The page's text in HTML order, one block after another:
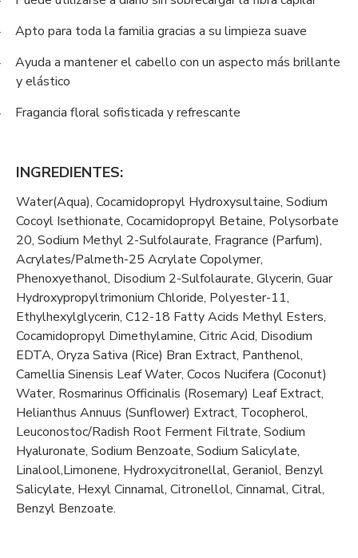
Apto para toda la familia gracias a su limpieza suave
Ayuda a mantener el cabello con un aspecto más brillante
y elástico
Fragancia floral sofisticada y refrescante
INGREDIENTES:
Water(Aqua), Cocamidopropyl Hydroxysultaine, Sodium
Cocoyl Isethionate, Cocamidopropyl Betaine, Polysorbate
20, Sodium Methyl 2-Sulfolaurate, Fragrance (Parfum),
Acrylates/Palmeth-25 Acrylate Copolymer,
Phenoxyethanol, Disodium 2-Sulfolaurate, Glycerin, Guar
Hydroxypropyltrimonium Chloride, Polyester-11,
Ethylhexylglycerin, C12-18 Fatty Acids Methyl Esters,
Cocamidopropyl Dimethylamine, Citric Acid, Disodium
EDTA, Oryza Sativa (Rice) Bran Extract, Panthenol,
Camellia Sinensis Leaf Water, Cocos Nucifera (Coconut)
Water, Rosmarinus Officinalis (Rosemary) Leaf Extract,
Helianthus Annuus (Sunflower) Extract, Tocopherol,
Leuconostoc/Radish Root Ferment Filtrate, Sodium
Hyaluronate, Sodium Benzoate, Sodium Salicylate,
Linalool,Limonene, Hydroxycitronellal, Geraniol, Benzyl
Salicylate, Hexyl Cinnamal, Citronellol, Cinnamal, Citral,
Benzyl Benzoate.